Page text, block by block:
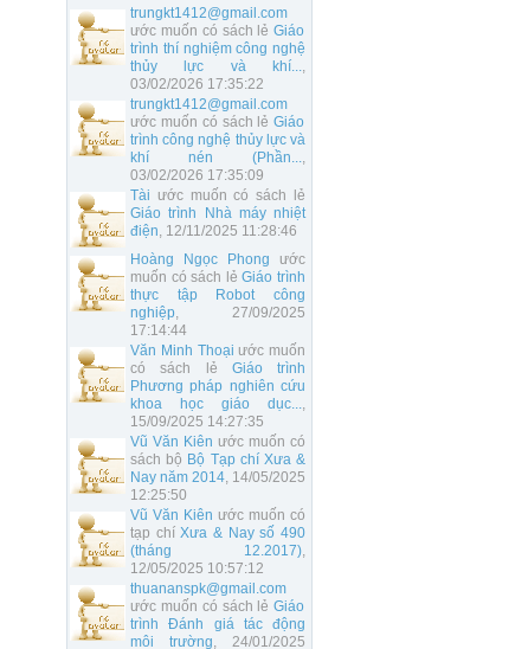
trungkt1412@gmail.com
ước muốn có sách lẻGiáo
trình thí nghiệm công nghệ
thủy lực và khí...,
03/02/2026 17:35:22
trungkt1412@gmail.com
ước muốn có sách lẻGiáo
trình công nghệ thủy lực và
khí nén (Phần...,
03/02/2026 17:35:09
Tài ước muốn có sách lẻ
Giáo trình Nhà máy nhiệt
điện, 12/11/2025 11:28:46
Hoàng Ngọc Phong ước
muốn có sách lẻGiáo trình
thực tập Robot công
nghiệp, 27/09/2025
17:14:44
Văn Minh Thoại ước muốn
có sách lẻ Giáo trình
Phương pháp nghiên cứu
khoa học giáo dục...,
15/09/2025 14:27:35
Vũ Văn Kiên ước muốn có
sách bộ Bộ Tạp chí Xưa &
Nay năm 2014, 14/05/2025
12:25:50
Vũ Văn Kiên ước muốn có
tạp chíXưa & Nay số 490
(tháng 12.2017),
12/05/2025 10:57:12
thuananspk@gmail.com
ước muốn có sách lẻGiáo
trình Đánh giá tác động
môi trường, 24/01/2025